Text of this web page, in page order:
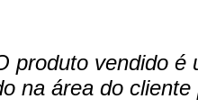
produto vendido
na área do